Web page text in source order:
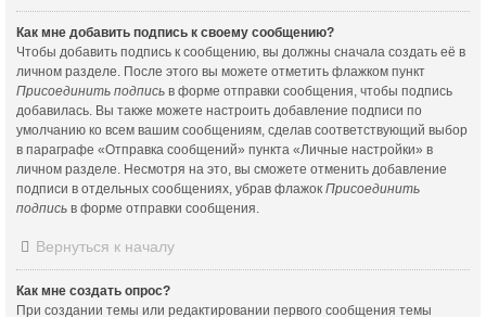
Как мне добавить подпись к своему сообщению?
Чтобы добавить подпись к сообщению, вы должны сначала создать её в
личном разделе. После этого вы можете отметить флажком пункт
Присоединить подпись в форме отправки сообщения, чтобы подпись
добавилась. Вы также можете настроить добавление подписи по
умолчанию ко всем вашим сообщениям, сделав соответствующий выбор
в параграфе «Отправка сообщений» пункта «Личные настройки» в
личном разделе. Несмотря на это, вы сможете отменить добавление
подписи в отдельных сообщениях, убрав флажок Присоединить
подпись в форме отправки сообщения.
Вернуться к началу
Как мне создать опрос?
При создании темы или редактировании первого сообщения темы